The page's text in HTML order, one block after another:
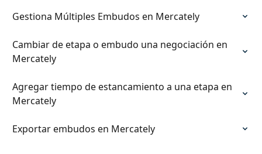
Gestiona Múltiples Embudos en Mercately
Cambiar de etapa o embudo una negociación en
Mercately
Agregar tiempo de estancamiento a una etapa en
Mercately
Exportar embudos en Mercately